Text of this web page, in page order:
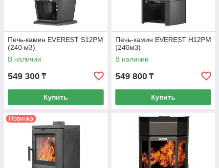
Печь-камин EVEREST S12РM
(240 м3)
В наличии
549 300 ₸
Купить
Печь-камин EVEREST H12РМ
(240м3)
В наличии
549 800 ₸
Купить
Новинка